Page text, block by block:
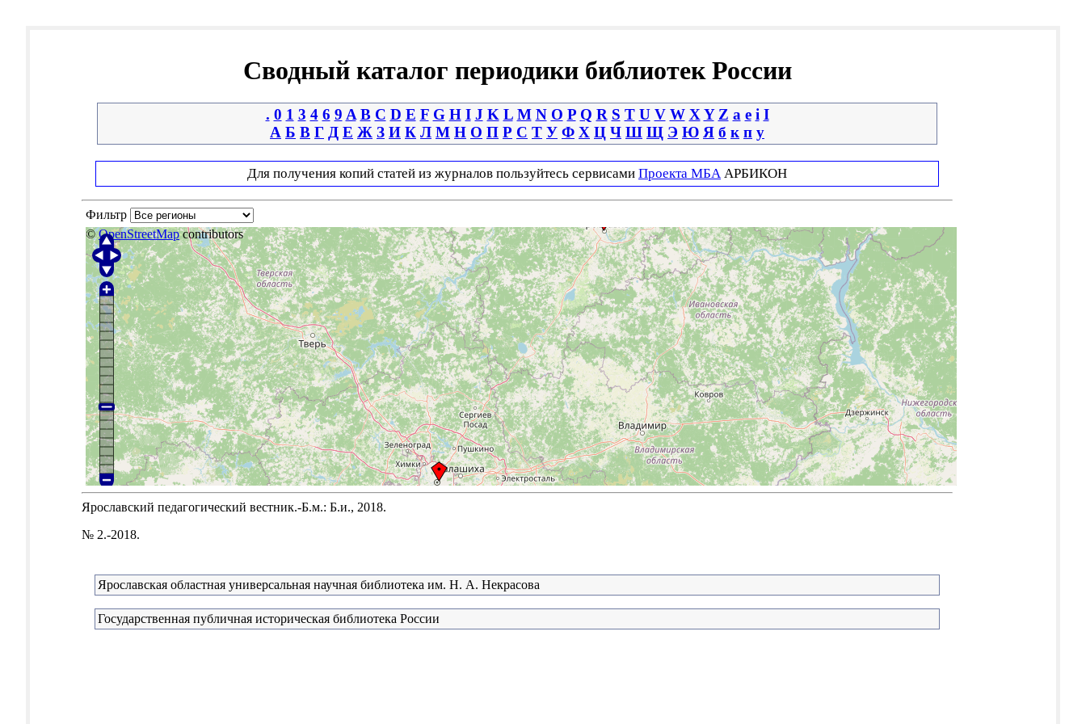
Сводный каталог периодики библиотек России
. 0 1 3 4 6 9 A B C D E F G H I J K L M N O P Q R S T U V W X Y Z a e i І
А Б В Г Д Е Ж З И К Л М Н О П Р С Т У Ф Х Ц Ч Ш Щ Э Ю Я б к п у
Для получения копий статей из журналов пользуйтесь сервисами Проекта МБА АРБИКОН
Фильтр
©OpenStreetMapcontributors
Ярославский педагогический вестник.-Б.м.: Б.и., 2018.
№ 2.-2018.
Ярославская областная универсальная научная библиотека им. Н. А. Некрасова
Государственная публичная историческая библиотека России